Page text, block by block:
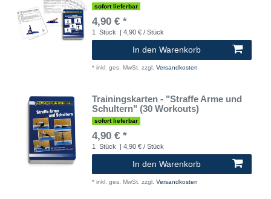
sofort lieferbar
4,90 € *
1 Stück | 4,90 € / Stück
In den Warenkorb
* inkl. ges. MwSt. zzgl. Versandkosten
Trainingskarten - "Straffe Arme und
Schultern" (30 Workouts)
sofort lieferbar
4,90 € *
1 Stück | 4,90 € / Stück
In den Warenkorb
* inkl. ges. MwSt. zzgl. Versandkosten